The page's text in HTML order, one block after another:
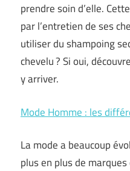
prendre soin d’elle.
par l’entretien de ses
utiliser du shampoing
chevelu ? Si oui,
y arriver.
Mode Homme : les
La mode a beaucoup
plus en plus de